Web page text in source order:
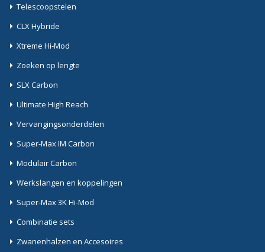
Telescoopstelen
CLX Hybride
Xtreme Hi-Mod
Zoeken op lengte
SLX Carbon
Ultimate High Reach
Vervangingsonderdelen
Super-Max IM Carbon
Modulair Carbon
Werkslangen en koppelingen
Super-Max 3K Hi-Mod
Combinatie sets
Zwanenhalzen en Accesoires